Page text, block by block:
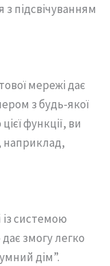
підсвічуванням
мережі дає
з будь-якої
функції, ви
наприклад,
системою
змогу легко
дім”.